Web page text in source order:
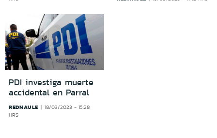
PDI investiga muerte
accidental en Parral
REDMAULE
18/03/2023 - 15:28
HRS